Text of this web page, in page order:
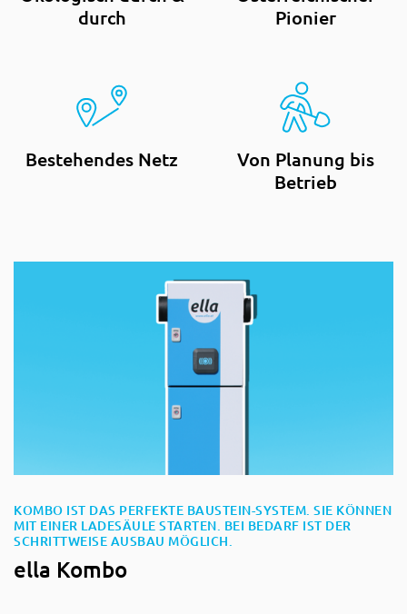
durch
Pionier
Bestehendes Netz
Von Planung bis
Betrieb
KOMBO IST DAS PERFEKTE BAUSTEIN-SYSTEM. SIE KÖNNEN
MIT EINER LADESÄULE STARTEN. BEI BEDARF IST DER
SCHRITTWEISE AUSBAU MÖGLICH.
ella Kombo